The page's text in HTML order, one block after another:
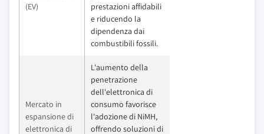
(EV)
prestazioni affidabili
e riducendo la
dipendenza dai
combustibili fossili.
Mercato in
espansione di
elettronica di
L'aumento della
penetrazione
dell'elettronica di
consumo favorisce
l'adozione di NiMH,
offrendo soluzioni di